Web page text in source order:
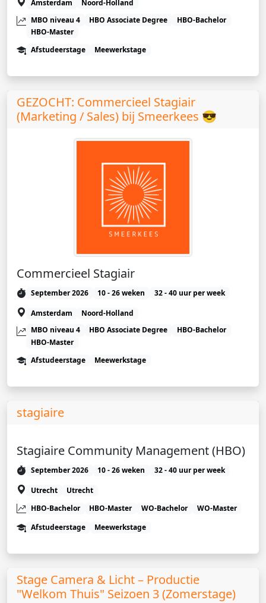
Amsterdam
Noord-Holland
MBO niveau 4
HBO Associate Degree
HBO-Bachelor
HBO-Master
Afstudeerstage
Meewerkstage
GEZOCHT: Commercieel Stagiair
(Marketing / Sales) bij Smeerkees 😎
Commercieel Stagiair
September 2026 10 - 26 weken
32 - 40 uur per week
Amsterdam
Noord-Holland
MBO niveau 4
HBO Associate Degree
HBO-Bachelor
HBO-Master
Afstudeerstage
Meewerkstage
stagiaire
Stagiaire Community Management (HBO)
September 2026 10 - 26 weken
32 - 40 uur per week
Utrecht
Utrecht
HBO-Bachelor
HBO-Master WO-Bachelor
WO-Master
Afstudeerstage
Meewerkstage
Stage Camera & Licht – Productie
"Welkom Thuis" Seizoen 3 (Zomerstage)